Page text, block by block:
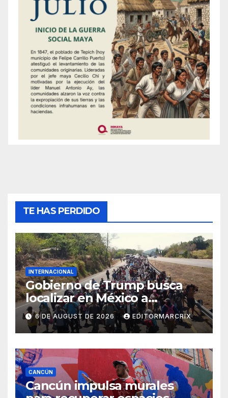
TE HAS PERDIDO
INTERNACIONAL
Gobierno de Trump busca
localizar en México a
migrantes con multas
pendientes para cobrar
deudas migratorias
6 DE AUGUST DE 2026 EDITORMARCRIX
CANCÚN
Cancún impulsa murales